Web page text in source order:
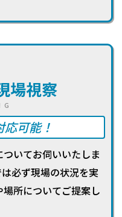
場視察
可能！
いてお伺いいたしま
必ず現場の状況を実
所についてご提案し